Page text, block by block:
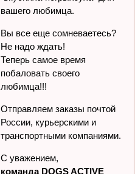
"вкусняха-погрыхзуха" для
Вы все еще сомневаетесь?
Не надо ждать!
Теперь самое время
побаловать своего
Отправляем заказы почтой
России, курьерскими и
С уважением,